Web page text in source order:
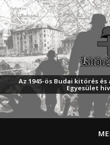
Az 1945-ös Budai kitörés
Egyesület